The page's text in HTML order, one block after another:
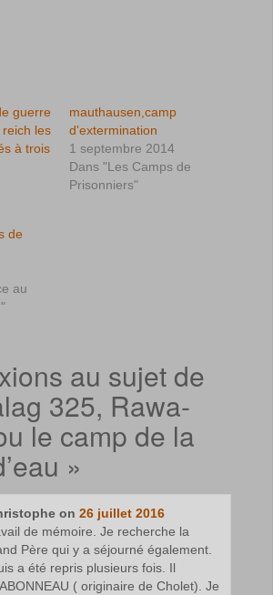
guerre
les
à trois
mauthausen,camp
d'extermination
1 septembre 2014
Dans "Les Camps de
Prisonniers"
de
au
au sujet de
325, Rawa-
le camp de la
»
on26 juillet 2016
de mémoire. Je recherche la
Père qui y a séjourné également.
a été repris plusieurs fois. Il
( originaire de Cholet). Je